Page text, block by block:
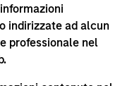
indirizzate ad alcun
professionale nel